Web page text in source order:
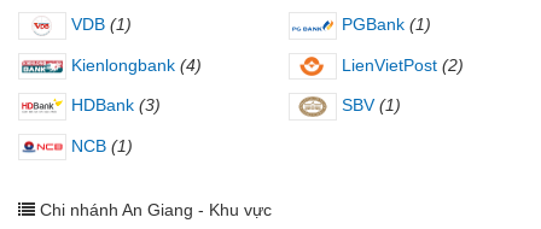
VDB (1) PGBank (1)
Kienlongbank (4) LienVietPost (2)
HDBank (3) SBV (1)
NCB (1)
Chi nhánh An Giang - Khu vực